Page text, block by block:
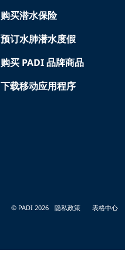
购买潜水保险
预订水肺潜水度假
购买 PADI 品牌商品
下载移动应用程序
© PADI 2026 隐私政策 表格中心